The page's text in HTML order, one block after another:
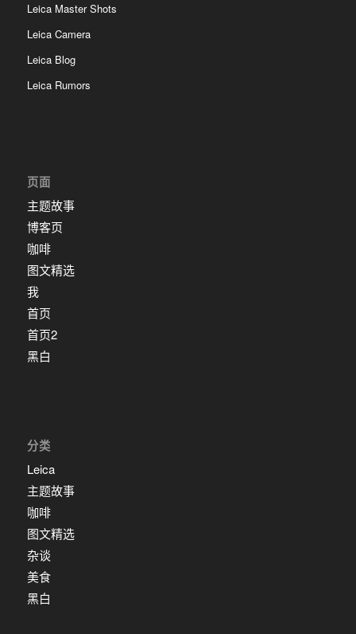
Leica Master Shots
Leica Camera
Leica Blog
Leica Rumors
页面
主题故事
博客页
咖啡
图文精选
我
首页
首页2
黑白
分类
Leica
主题故事
咖啡
图文精选
杂谈
美食
黑白